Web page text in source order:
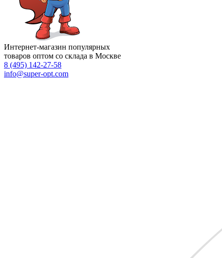
Интернет-магазин популярных
товаров оптом со склада в Москве
8 (495) 142-27-58
info@super-opt.com